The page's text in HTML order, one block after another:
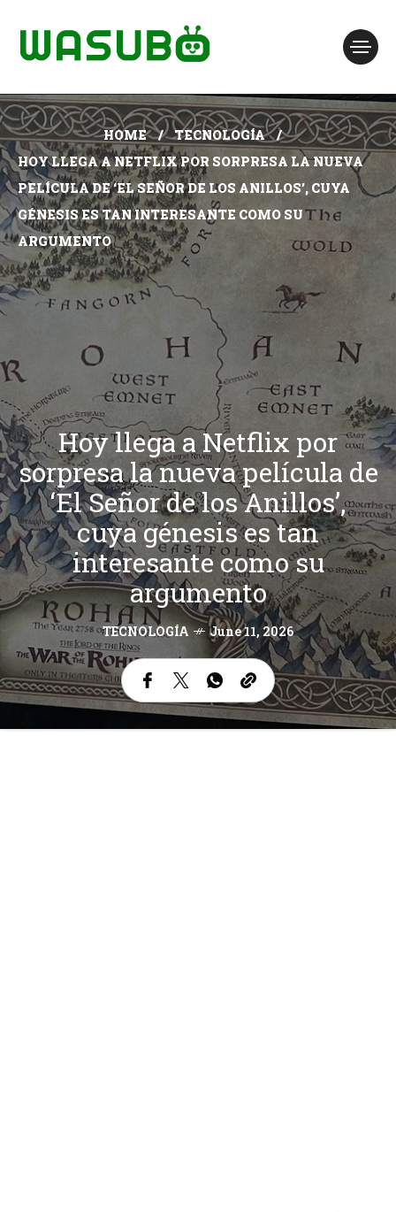
HOME
TECNOLOGÍA
HOY LLEGA A NETFLIX POR SORPRESA LA NUEVA
PELÍCULA DE ‘EL SEÑOR DE LOS ANILLOS’, CUYA
GÉNESIS ES TAN INTERESANTE COMO SU
ARGUMENTO
Hoy llega a Netflix por
sorpresa la nueva película de
‘El Señor de los Anillos’,
cuya génesis es tan
interesante como su
argumento
TECNOLOGÍA June 11, 2026